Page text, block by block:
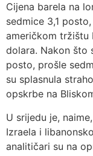
Cijena barela na
sedmice 3,1
američkom tržištu
dolara. Nakon što
posto, prošle
su splasnula
opskrbe na
U srijedu je,
Izraela i
analitičari su na